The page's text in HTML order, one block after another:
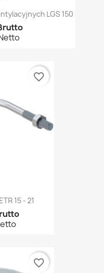
LGS 150
15 - 21
favorite_border
favorite_border